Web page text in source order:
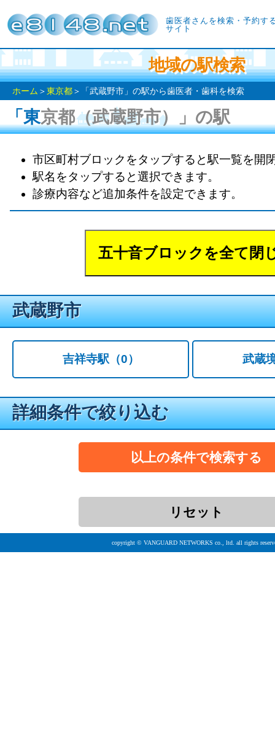
歯医者さんを検索・予約す
サイト
地域の駅検索
ホーム ＞東京都＞「武蔵野市」の駅から歯医者・歯科を検索
「東京都（武蔵野市）」の駅
市区町村ブロックをタップすると駅一覧を開
駅名をタップすると選択できます。
診療内容など追加条件を設定できます。
武蔵野市
吉祥寺駅 （0） 武蔵
詳細条件で絞り込む
copyright © VANGUARD NETWORKS co., ltd. all rights